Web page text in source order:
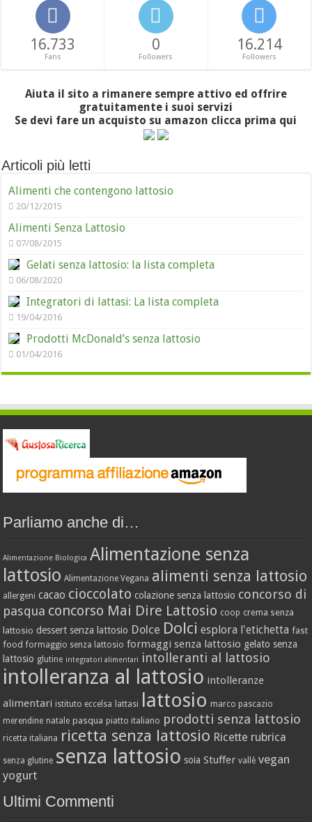
16.733
Fans
0
Followers
16.214
Followers
Aiuta il sito a rimanere sempre attivo ed offrire
gratuitamente i suoi servizi
Se devi fare un acquisto su amazon clicca prima qui
Articoli più letti
Alimenti che contengono lattosio
20/12/2015
Alimenti Senza Lattosio
07/08/2015
Gelati senza lattosio: la lista completa
06/08/2020
Integratori di lattasi: La lista completa
19/04/2016
Prodotti McDonald’s senza lattosio
01/04/2016
Parliamo anche di…
Alimentazione Biologica Alimentazione senza
lattosio Alimentazione Vegana alimenti senza lattosio
allergeni cacao cioccolato colazione senza lattosio concorso di
pasqua concorso Mai Dire Lattosio coop crema senza
lattosio dessert senza lattosio Dolce Dolci esplora l'etichetta fast
food formaggio senza lattosio formaggi senza lattosio gelato senza
lattosio glutine integratori alimentari intolleranti al lattosio
intolleranza al lattosio intolleranze
alimentari istituto eccelsa lattasi lattosio marco pascazio
merendine natale pasqua piatto italiano prodotti senza lattosio
ricetta italiana ricetta senza lattosio Ricette rubrica
senza glutine senza lattosio soia Stuffer vallè vegan
yogurt
Ultimi Commenti